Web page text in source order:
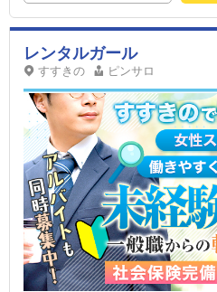
レンタルガール
すすきの ピンサロ